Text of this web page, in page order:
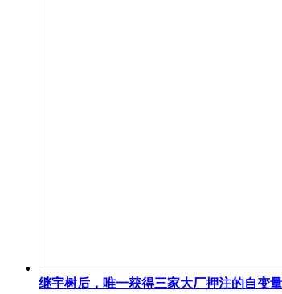
继宇树后，唯一获得三家大厂押注的自变